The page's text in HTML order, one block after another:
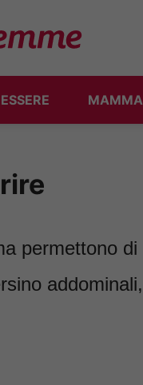
MAMMA
permettono di
addominali,